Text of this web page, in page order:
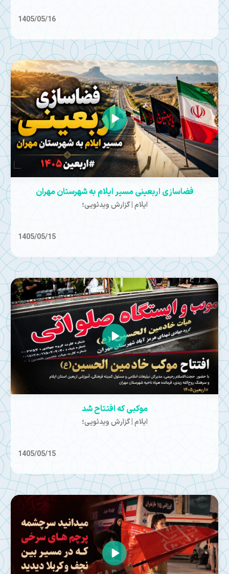
1405/05/16
فضاسازی اربعینی مسیر ایلام به شهرستان مهران
ایلام | گزارش ویدئویی؛
1405/05/15
موکبی که افتتاح شد
ایلام | گزارش ویدئویی؛
1405/05/15